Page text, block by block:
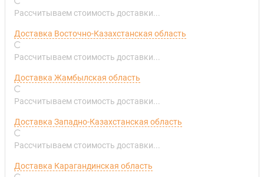
Рассчитываем стоимость доставки...
Доставка Восточно-Казахстанская область
Рассчитываем стоимость доставки...
Доставка Жамбылская область
Рассчитываем стоимость доставки...
Доставка Западно-Казахстанская область
Рассчитываем стоимость доставки...
Доставка Карагандинская область